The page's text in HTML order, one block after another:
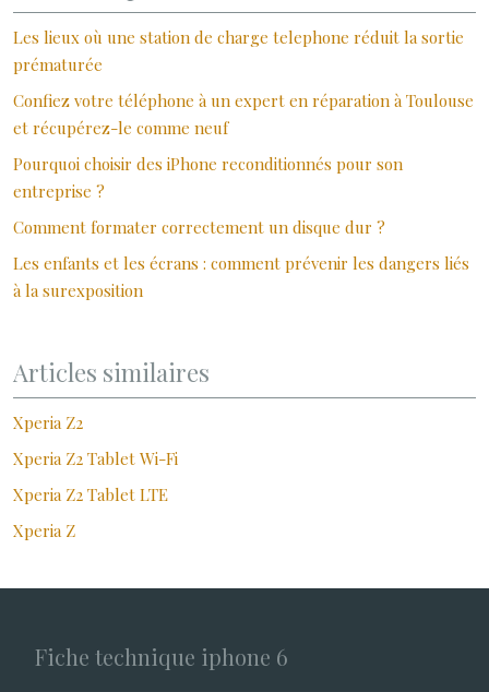
Les lieux où une station de charge telephone réduit la sortie
prématurée
Confiez votre téléphone à un expert en réparation à Toulouse
et récupérez-le comme neuf
Pourquoi choisir des iPhone reconditionnés pour son
entreprise ?
Comment formater correctement un disque dur ?
Les enfants et les écrans : comment prévenir les dangers liés
à la surexposition
Articles similaires
Xperia Z2
Xperia Z2 Tablet Wi-Fi
Xperia Z2 Tablet LTE
Xperia Z
Fiche technique iphone 6